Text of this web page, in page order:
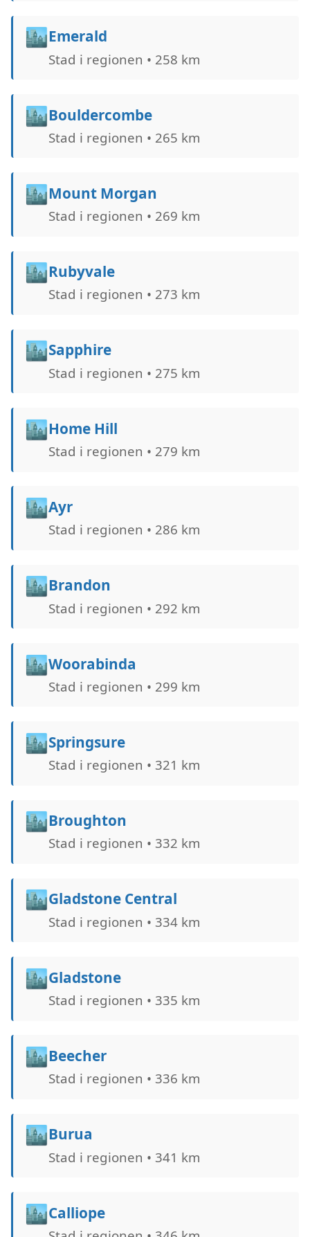
🏙️Emerald
Stad i regionen • 258 km
🏙️Bouldercombe
Stad i regionen • 265 km
🏙️Mount Morgan
Stad i regionen • 269 km
🏙️Rubyvale
Stad i regionen • 273 km
🏙️Sapphire
Stad i regionen • 275 km
🏙️Home Hill
Stad i regionen • 279 km
🏙️Ayr
Stad i regionen • 286 km
🏙️Brandon
Stad i regionen • 292 km
🏙️Woorabinda
Stad i regionen • 299 km
🏙️Springsure
Stad i regionen • 321 km
🏙️Broughton
Stad i regionen • 332 km
🏙️Gladstone Central
Stad i regionen • 334 km
🏙️Gladstone
Stad i regionen • 335 km
🏙️Beecher
Stad i regionen • 336 km
🏙️Burua
Stad i regionen • 341 km
🏙️Calliope